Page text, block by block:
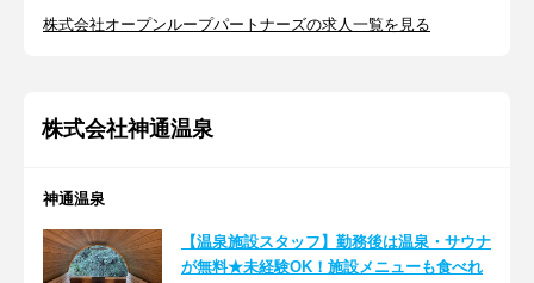
株式会社オープンループパートナーズの求人一覧を見る
株式会社神通温泉
神通温泉
【温泉施設スタッフ】勤務後は温泉・サウナ
が無料★未経験OK！施設メニューも食べれ